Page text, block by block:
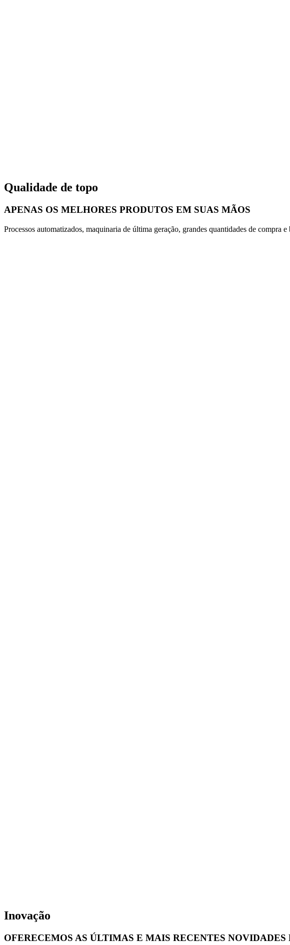
Qualidade de topo
APENAS OS MELHORES PRODUTOS EM SUAS MÃOS
Processos automatizados, maquinaria de última geração, grandes quantidades de
Inovação
OFERECEMOS AS ÚLTIMAS E MAIS RECENTES NOVIDADES